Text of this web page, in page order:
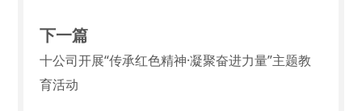
下一篇
十公司开展“传承红色精神·凝聚奋进力量”主题教
育活动